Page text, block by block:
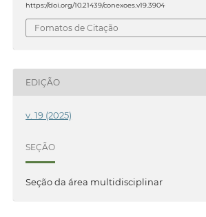
https://doi.org/10.21439/conexoes.v19.3904
Fomatos de Citação
EDIÇÃO
v. 19 (2025)
SEÇÃO
Seção da área multidisciplinar